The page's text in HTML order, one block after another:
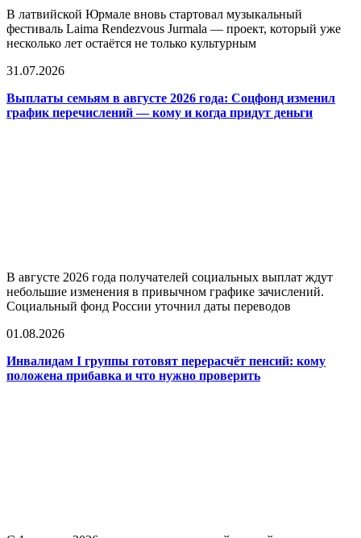
В латвийской Юрмале вновь стартовал музыкальный
фестиваль Laima Rendezvous Jurmala — проект, который уже
несколько лет остаётся не только культурным
31.07.2026
Выплаты семьям в августе 2026 года: Соцфонд изменил
график перечислений — кому и когда придут деньги
В августе 2026 года получателей социальных выплат ждут
небольшие изменения в привычном графике зачислений.
Социальный фонд России уточнил даты переводов
01.08.2026
Инвалидам I группы готовят перерасчёт пенсий: кому
положена прибавка и что нужно проверить